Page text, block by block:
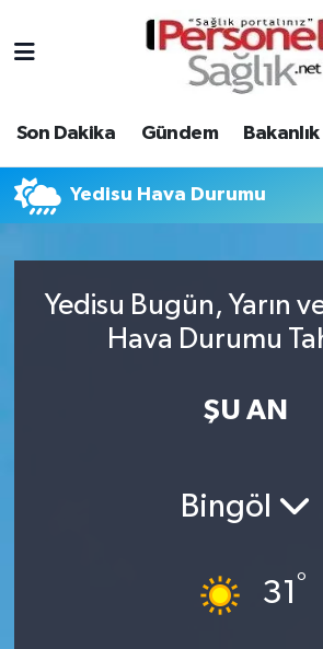
Son Dakika Gündem Bakanlık
Yedisu Hava Durumu
Yedisu Bugün, Yarın
Hava Durumu
ŞU AN
Bingöl
31 °
Gündem
Bakanlık
Atamalar
Nöbetçi Eczaneler
Hava Durumu
Trafik Durumu
Tüm Manşetler